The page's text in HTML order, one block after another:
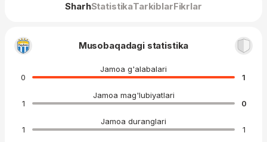
SharhStatistikaTarkiblarFikrlar
Musobaqadagi statistika
Jamoa g'alabalari
0
1
Jamoa mag'lubiyatlari
1
0
Jamoa duranglari
1
1